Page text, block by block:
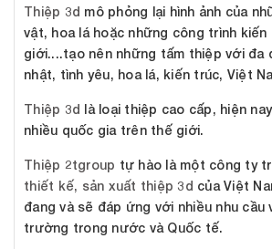
Thiệp 3d mô phỏng lại hình ảnh của
vật, hoa lá hoặc những công trình
giới....tạo nên những tấm thiệp với đa
nhật, tình yêu, hoa lá, kiến trúc, Việt
Thiệp 3d là loại thiệp cao cấp, hiện
nhiều quốc gia trên thế giới.
Thiệp 2tgroup tự hào là một công ty
thiết kế, sản xuất thiệp 3d của Việt
đang và sẽ đáp ứng với nhiều nhu
trường trong nước và Quốc tế.